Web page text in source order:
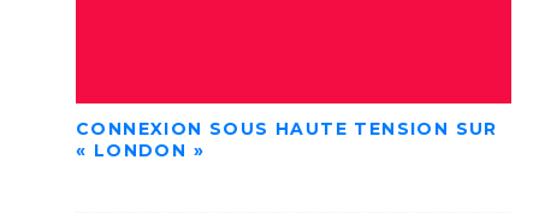
CONNEXION SOUS HAUTE TENSION SUR
« LONDON »